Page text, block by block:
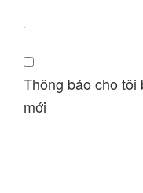
Thông báo cho tôi
mới